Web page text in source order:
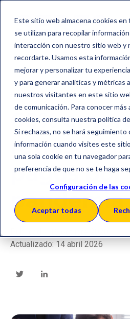
Este sitio web almacena cookies en
se utilizan para recopilar
interacción con nuestro sitio web y
recordarte. Usamos esta
mejorar y personalizar tu
y para generar analíticas y métricas
nuestros visitantes en este sitio
de comunicación. Para conocer más
cookies, consulta nuestra política
Si rechazas, no se hará seguimiento
información cuando visites este
una sola cookie en tu navegador
preferencia de que no se te haga
Configuración de las
Aceptar todas
Factura electrónica
60%
pagos por
pandemia
Actualizado: 14 abril 2026